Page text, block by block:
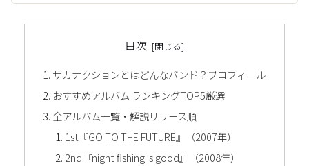
目次
サカナクションとはどんなバンド？プロフィール
おすすめアルバム ランキングTOP5厳選
全アルバム一覧・解説リリース順
1st『GO TO THE FUTURE』（2007年）
2nd『night fishing is good』（2008年）